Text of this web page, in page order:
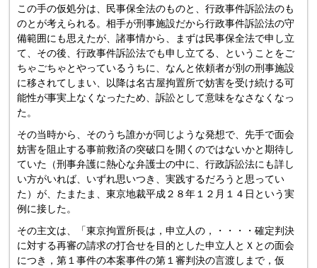
この手の仮処分は、民事保全法のものと、行政事件訴訟法のも
のとが考えられる。相手が刑事施設だから行政事件訴訟法の守
備範囲にも思えたが、諸事情から、まずは民事保全法で申し立
て、その後、行政事件訴訟法でも申し立てる、ということをご
ちゃごちゃとやっているうちに、なんと依頼者が別の刑事施設
に移されてしまい、以降は名古屋拘置所で妨害を受け続ける可
能性が事実上なくなったため、訴訟として意味をなさなくなっ
た。
その当時から、そのうち誰かが同じような発想で、先手で面会
妨害を阻止する事前救済の突破口を開くのではないかと期待し
ていた（刑事弁護に熱心な弁護士の中に、行政訴訟法にも詳し
い方がいれば、いずれ思いつき、実践するだろうと思ってい
た）が、たまたま、東京地裁平成２８年１２月１４日という実
例に接した。
その主文は、「東京拘置所長は，申立人の，・・・・確定判決
に対する再審の請求の打合せを目的とした申立人とＸとの面会
につき，第１事件の本案事件の第１審判決の言渡しまで，仮